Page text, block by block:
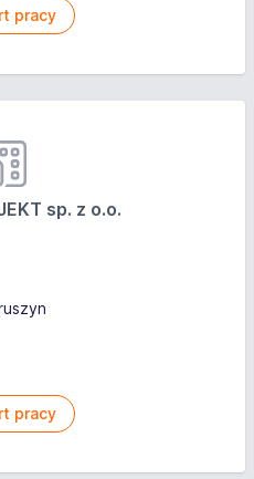
pracy
sp. z o.o.
pracy